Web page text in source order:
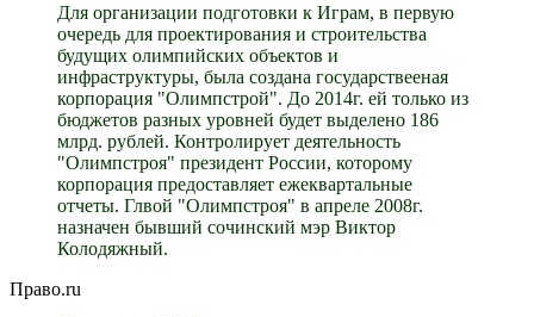
Для организации подготовки к Играм, в первую
очередь для проектирования и строительства
будущих олимпийских объектов и
инфраструктуры, была создана государствееная
корпорация "Олимпстрой". До 2014г. ей только из
бюджетов разных уровней будет выделено 186
млрд. рублей. Контролирует деятельность
"Олимпстроя" президент России, которому
корпорация предоставляет ежеквартальные
отчеты. Глвой "Олимпстроя" в апреле 2008г.
назначен бывший сочинский мэр Виктор
Колодяжный.
Право.ru